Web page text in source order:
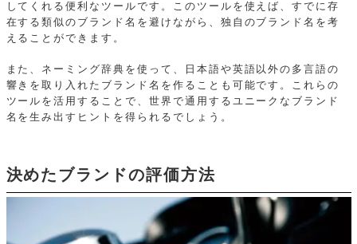
してくれる便利なツールです。このツールを使えば、すでに存
在する類似のブランド名を避けながら、独自のブランド名を考
えることができます。
また、ネーミング辞典を使って、日本語や英語以外の多言語の
響きを取り入れたブランド名を作ることも可能です。これらの
ツールを活用することで、世界で通用するユニークなブランド
名を生み出すヒントを得られるでしょう。
決めたブランドの評価方法